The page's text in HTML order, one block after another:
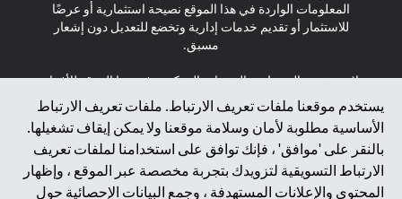
يستخدم موقعنا ملفات تعريف الارتباط. ملفات تعريف الارتباط
الأساسية مطلوبة لأمان وسلامة موقعنا ولا يمكن إيقاف تشغيلها.
بالنقر على 'موافق' ، فإنك توافق على استخدامنا لملفات تعريف
الارتباط التسويقية لتزويدك بتجربة مخصصة عبر الموقع ، وإظهار
المحتوى والإعلانات المستهدفة ، وجمع البيانات الإحصائية حول
المعلومات الواردة في هذا الموقع نصيحة استثمارية أو عرضًا
للاستثمار أو تقديم خدمات إدارية وتخضع للتعديل دون إشعار
مسبق.
لا يتم تقديم المنتجات والخدمات المذكورة في هذا الموقع للأفراد
المقيمين في الاتحاد الأوروبي أو المنطقة الاقتصادية الأوروبية أو
سويسرا أو غيرنسي أو جيرسي أو موناكو أو سان مارينو أو
الفاتيكان أو جزيرة مان أو المملكة المتحدة أو خصوصية البيانات
(لائحة حماية البيانات العامة \ قانون حماية البيانات الشخصية
العامة \ قانون خصوصية نيوزيلندا). المحتوى الموجود في هذه
الصفحة ليس ولا ينبغي تفسيره على أنه عرض أو دعوة أو دعوة